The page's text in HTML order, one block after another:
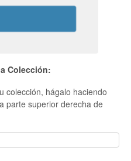
Colección:
colección, hágalo haciendo
parte superior derecha de